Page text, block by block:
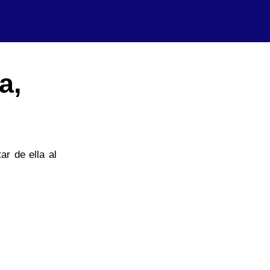
de ella al